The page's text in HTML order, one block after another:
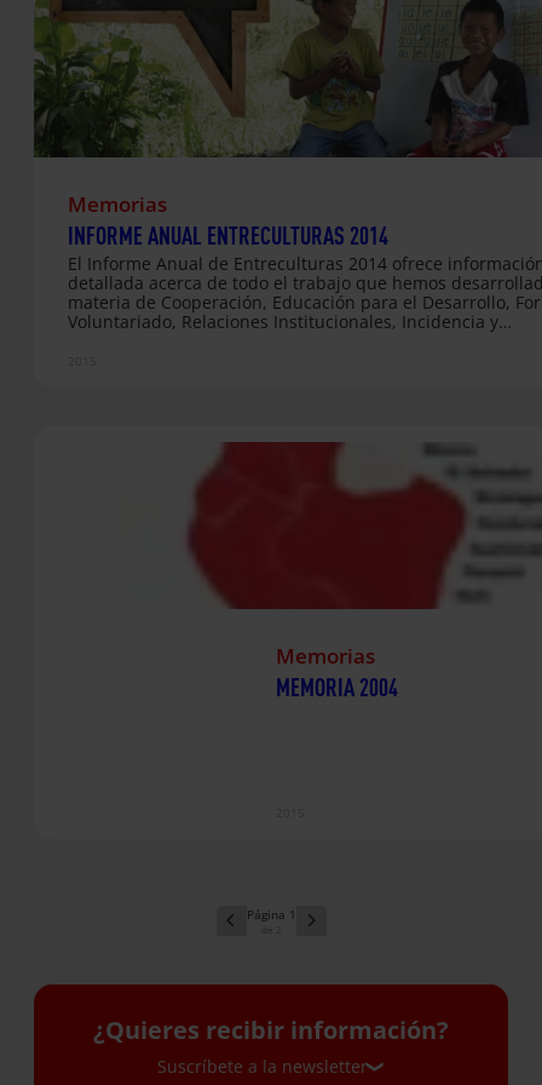
Memorias
INFORME ANUAL ENTRECULTURAS 2014
El Informe Anual de Entreculturas 2014 ofrece
detallada acerca de todo el trabajo que hemos
materia de Cooperación, Educación para el Desarrollo,
Voluntariado, Relaciones Institucionales, Incidencia y
Memorias
MEMORIA 2004
1
¿Quieres recibir información?
Suscríbete a la newsletter